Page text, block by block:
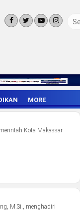
MORE
OPINI
Kota Makassar
M.Si., menghadiri